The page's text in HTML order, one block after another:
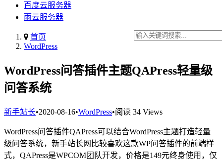
百度云服务器
雨云服务器
首页
WordPress
WordPress问答插件主题QAPress轻量级
问答系统
新手站长•2020-08-16•WordPress•阅读 34 Views
WordPress问答插件QAPress可以结合WordPress主题打造轻量
级问答系统，新手站长网比较喜欢这款WP问答插件的前端样
式，QAPress是WPCOM团队开发，价格是149元终身使用，仅